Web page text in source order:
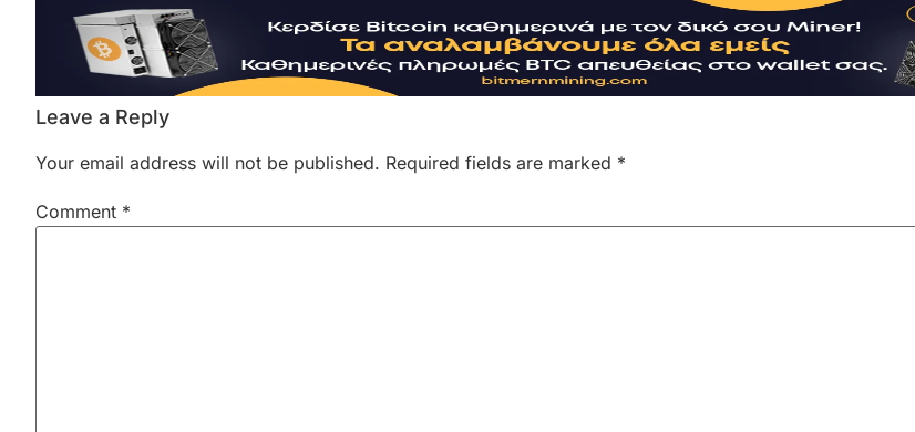
Leave a Reply
Your email address will not be published. Required fields are marked *
Comment *